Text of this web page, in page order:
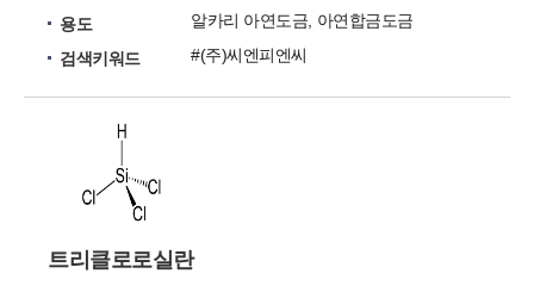
용도
알카리 아연도금, 아연합금도금
검색키워드
#(주)씨엔피엔씨
트리클로로실란